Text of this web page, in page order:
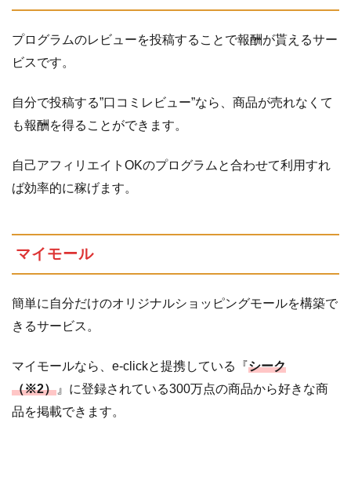
プログラムのレビューを投稿することで報酬が貰えるサー
ビスです。
自分で投稿する”口コミレビュー”なら、商品が売れなくて
も報酬を得ることができます。
自己アフィリエイトOKのプログラムと合わせて利用すれ
ば効率的に稼げます。
マイモール
簡単に自分だけのオリジナルショッピングモールを構築で
きるサービス。
マイモールなら、e-clickと提携している『シーク
（※2） 』に登録されている300万点の商品から好きな商
品を掲載できます。